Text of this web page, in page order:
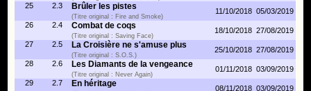
25
2.3 Brûler les pistes
(Titre original : Fire and Smoke)
11/10/2018 05/03/2019
26
2.4 Combat de coqs
(Titre original : Saving Face)
18/10/2018 27/08/2019
27
2.5 La Croisière ne s'amuse plus
(Titre original : S.O.S.)
25/10/2018 27/08/2019
28
2.6 Les Diamants de la vengeance
(Titre original : Never Again)
01/11/2018 03/09/2019
29
2.7 En héritage 08/11/2018 03/09/2019